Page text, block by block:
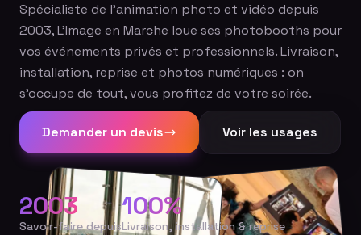
Spécialiste de l'animation photo et vidéo depuis
2003, L'Image en Marche loue ses photobooths pour
vos événements privés et professionnels. Livraison,
installation, reprise et photos numériques : on
s'occupe de tout, vous profitez de votre soirée.
Demander un devis Voir les usages
2003
Savoir-faire depuis
100%
Livraison, installation & reprise